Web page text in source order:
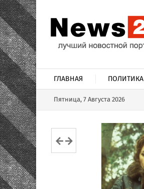
ГЛАВНАЯ ПОЛИТИКА
Пятница, 7 Августа 2026